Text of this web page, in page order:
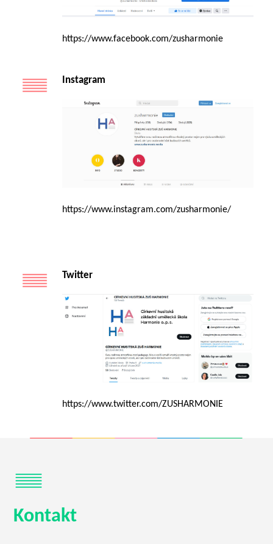
https://www.facebook.com/zusharmonie
Instagram
https://www.instagram.com/zusharmonie/
Twitter
https://www.twitter.com/ZUSHARMONIE
Kontakt